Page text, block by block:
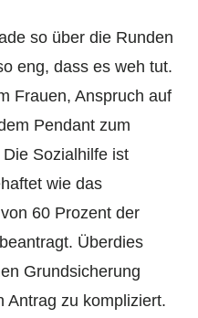
so über die Runden
eng, dass es weh tut.
Frauen, Anspruch auf
Pendant zum
Sozialhilfe ist
wie das
60 Prozent der
Überdies
Grundsicherung
Antrag zu kompliziert.